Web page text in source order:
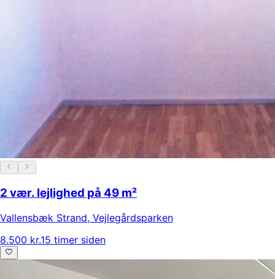
2 vær. lejlighed på 49 m²
Vallensbæk Strand, Vejlegårdsparken
8.500 kr.15 timer siden